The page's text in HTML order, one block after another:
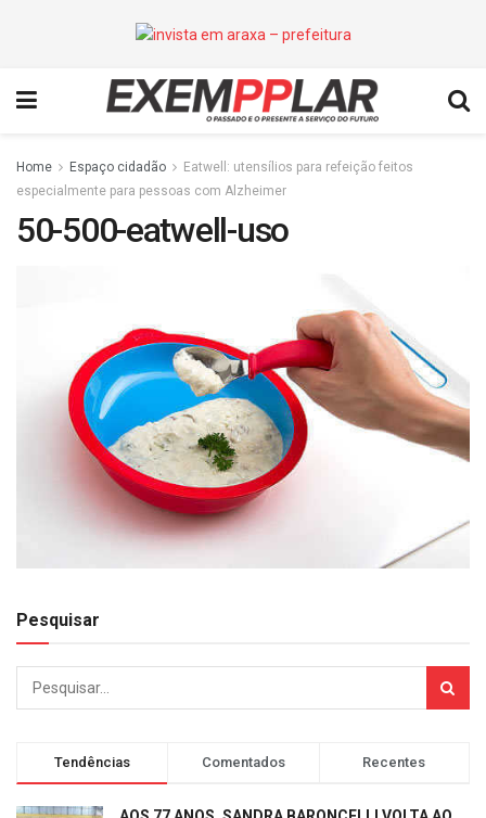
Home Espaço cidadão
Eatwell: utensílios para refeição feitos
especialmente para pessoas com Alzheimer
50-500-eatwell-uso
Pesquisar
Tendências Comentados Recentes